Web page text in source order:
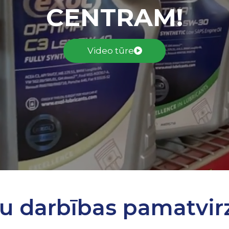
CENTRAM!
Video tūre
darbības